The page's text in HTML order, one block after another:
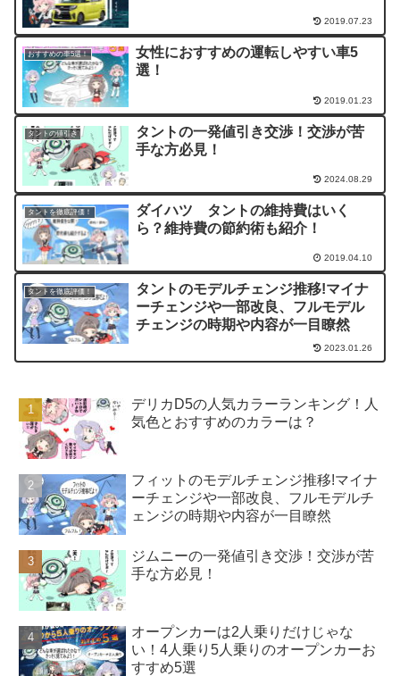
2019.07.23
おすすめの車5選！
女性におすすめの運転しやすい車5
選！
2019.01.23
タントの値引き
タントの一発値引き交渉！交渉が苦
手な方必見！
2024.08.29
タントを徹底評価！
ダイハツ タントの維持費はいく
ら？維持費の節約術も紹介！
2019.04.10
タントを徹底評価！
タントのモデルチェンジ推移!マイナ
ーチェンジや一部改良、フルモデル
チェンジの時期や内容が一目瞭然
2023.01.26
デリカD5の人気カラーランキング！人
気色とおすすめのカラーは？
フィットのモデルチェンジ推移!マイナ
ーチェンジや一部改良、フルモデルチ
ェンジの時期や内容が一目瞭然
ジムニーの一発値引き交渉！交渉が苦
手な方必見！
オープンカーは2人乗りだけじゃな
い！4人乗り5人乗りのオープンカーお
すすめ5選